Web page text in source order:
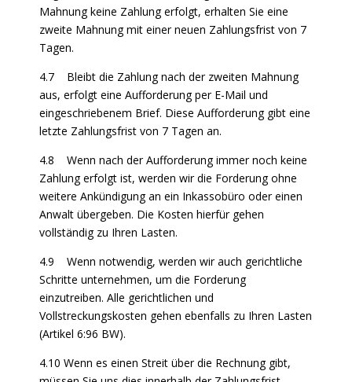
Mahnung keine Zahlung erfolgt, erhalten Sie eine
zweite Mahnung mit einer neuen Zahlungsfrist von 7
Tagen.
4.7 Bleibt die Zahlung nach der zweiten Mahnung
aus, erfolgt eine Aufforderung per E-Mail und
eingeschriebenem Brief. Diese Aufforderung gibt eine
letzte Zahlungsfrist von 7 Tagen an.
4.8 Wenn nach der Aufforderung immer noch keine
Zahlung erfolgt ist, werden wir die Forderung ohne
weitere Ankündigung an ein Inkassobüro oder einen
Anwalt übergeben. Die Kosten hierfür gehen
vollständig zu Ihren Lasten.
4.9 Wenn notwendig, werden wir auch gerichtliche
Schritte unternehmen, um die Forderung
einzutreiben. Alle gerichtlichen und
Vollstreckungskosten gehen ebenfalls zu Ihren Lasten
(Artikel 6:96 BW).
4.10 Wenn es einen Streit über die Rechnung gibt,